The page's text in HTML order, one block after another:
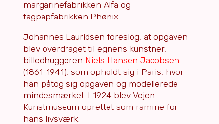
margarinefabrikken Alfa og
tagpapfabrikken Phønix.
Johannes Lauridsen foreslog, at opgaven
blev overdraget til egnens kunstner,
billedhuggeren Niels Hansen Jacobsen
(1861-1941), som opholdt sig i Paris, hvor
han påtog sig opgaven og modellerede
mindesmærket. I 1924 blev Vejen
Kunstmuseum oprettet som ramme for
hans livsværk.